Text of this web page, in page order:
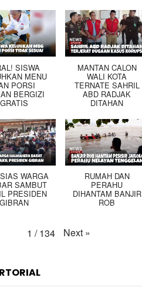
SISWA
MENU
PORSI
BERGIZI
GRATIS
MANTAN CALON
WALI KOTA
TERNATE SAHRIL
ABD RADJAK
DITAHAN
WARGA
SAMBUT
PRESIDEN
GIBRAN
RUMAH DAN
PERAHU
DIHANTAM BANJIR
ROB
1 / 134 Next »